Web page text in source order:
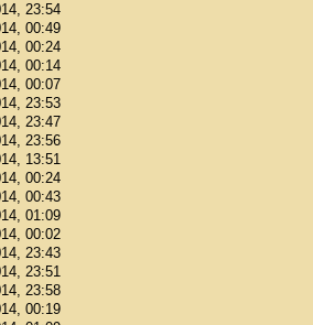
23:54
00:49
00:24
00:14
00:07
23:53
23:47
23:56
13:51
00:24
00:43
01:09
00:02
23:43
23:51
23:58
00:19